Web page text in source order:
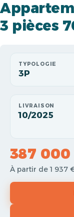
3 pièces
TYPOLOGIE
3P
LIVRAISON
10/2025
387
À partir de 1 937